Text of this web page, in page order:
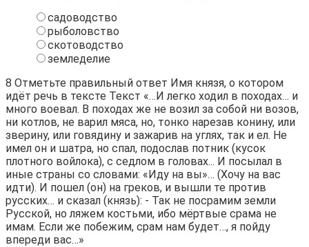
садоводство
рыболовство
скотоводство
земледелие
8 Отметьте правильный ответ Имя князя, о котором
идёт речь в тексте Текст «…И легко ходил в походах… и
много воевал. В походах же не возил за собой ни возов,
ни котлов, не варил мяса, но, тонко нарезав конину, или
зверину, или говядину и зажарив на углях, так и ел. Не
имел он и шатра, но спал, подослав потник (кусок
плотного войлока), с седлом в головах... И посылал в
иные страны со словами: «Иду на вы»… (Хочу на вас
идти). И пошел (он) на греков, и вышли те против
русских… и сказал (князь): - Так не посрамим земли
Русской, но ляжем костьми, ибо мёртвые срама не
имам. Если же побежим, срам нам будет…, я пойду
впереди вас…»